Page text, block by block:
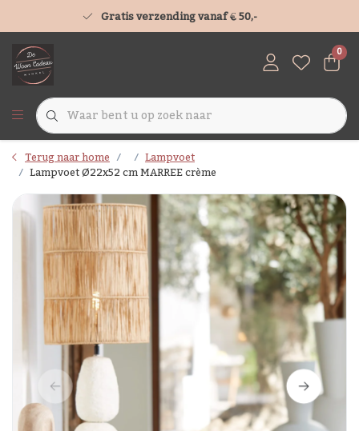
Gratis verzending vanaf € 50,-
0
Terug naar home Lampvoet
Lampvoet Ø22x52 cm MARREE crème